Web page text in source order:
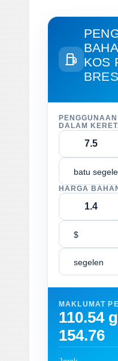
KOS
DALAM
batu
HARGA
$
segelen
MAKLUMAT
110.54
154.76